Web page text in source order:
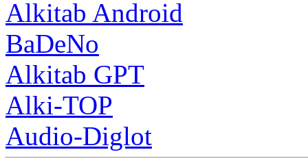
Alkitab Android
BaDeNo
Alkitab GPT
Alki-TOP
Audio-Diglot